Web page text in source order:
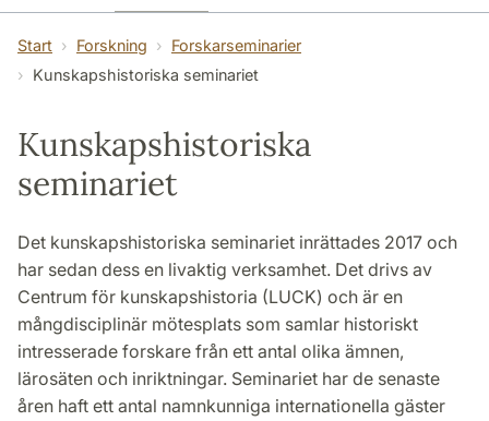
Om oss
Start Forskning
Forskarseminarier
Kunskapshistoriska seminariet
Kunskapshistoriska
seminariet
Det kunskapshistoriska seminariet inrättades 2017 och
har sedan dess en livaktig verksamhet. Det drivs av
Centrum för kunskapshistoria (LUCK) och är en
mångdisciplinär mötesplats som samlar historiskt
intresserade forskare från ett antal olika ämnen,
lärosäten och inriktningar. Seminariet har de senaste
åren haft ett antal namnkunniga internationella gäster